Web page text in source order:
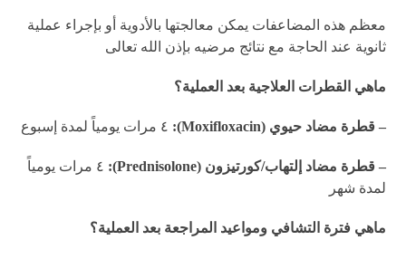
معظم هذه المضاعفات يمكن معالجتها بالأدوية أو بإجراء عملية
ثانوية عند الحاجة مع نتائج مرضيه بإذن الله تعالى
ماهي القطرات العلاجية بعد العملية؟
– قطرة مضاد حيوي (Moxifloxacin): ٤ مرات يومياً لمدة إسبوع
– قطرة مضاد إلتهاب/كورتيزون (Prednisolone):
٤ مرات يومياً
لمدة شهر
ماهي فترة التشافي ومواعيد المراجعة بعد العملية؟